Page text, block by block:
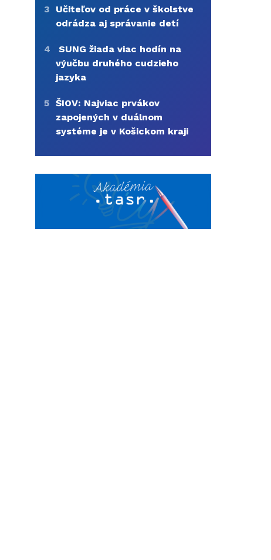
3
Učiteľov od práce v školstve
odrádza aj správanie detí
4
SUNG žiada viac hodín na
výučbu druhého cudzieho
jazyka
5 ŠIOV: Najviac prvákov
zapojených v duálnom
systéme je v Košickom kraji